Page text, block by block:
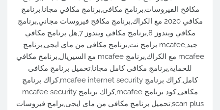
مكافح الفيروسات,برنامج مكافى,برنامج مكافي مجانا,برنامج
مكافي 2020 مع الكراك,برنامج مكافح فيروسات مجاني,برنامج
مكافي ويندوز 8,برنامج مكافي ويندوز 7,هل برنامج مكافي
جيد,mcafee برامج نت,برنامج مكافى من ماى ايجى,برنامج
mcafee مع الكراك,برنامج mcafee مع السيريال,برنامج مكافي
للحماية,برنامج مكافى كامل مجانا,تحميل برنامج مكافى
كامل,كراك برنامج mcafee internet security,كراك برنامج
مكافي,كود برنامج mcafee,كراك برنامج mcafee security
scan plus,تحميل برنامج مكافى من ماى ايجى,برامج فيروسات